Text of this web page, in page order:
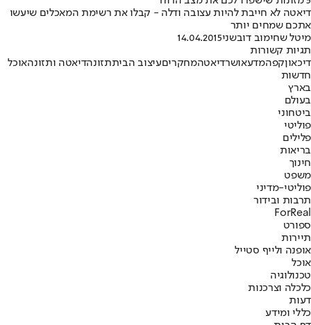
דיאטה לא חייבת להיות עצובה ודלה - קבלו את רשימת המאכלים שיעשו
אתכם שמחים יותר
מיטל שחימוב דובשני14.04.2015
תגיות קשורות
דיכאוןקפהמדעאושרדיאטהמחקריםעיצוב הביתתזונהדיאטה ותזונהאוכל
חדשות
בארץ
בעולם
ביטחוני
פוליטי
פלילים
בריאות
חינוך
משפט
פוליטי-מדיני
תרבות ובידור
ForReal
ספורט
תיירות
אופנה ולייף סטייל
אוכל
טכנולוגיה
כלכלה וצרכנות
דעות
כללי ומידע